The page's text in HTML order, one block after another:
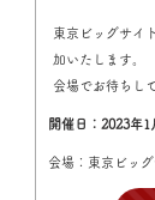
東京ビッグサイ
加いたします。
会場でお待ちし
開催日：2023年1
会場：東京ビッグ